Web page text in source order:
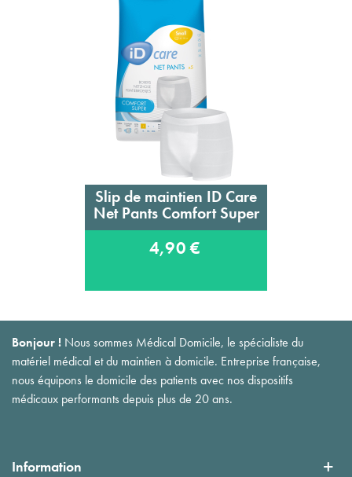
Slip de maintien ID Care
Net Pants Comfort Super
4,90 €
Bonjour ! Nous sommes Médical Domicile, le spécialiste du
matériel médical et du maintien à domicile. Entreprise française,
nous équipons le domicile des patients avec nos dispositifs
médicaux performants depuis plus de 20 ans.
Information